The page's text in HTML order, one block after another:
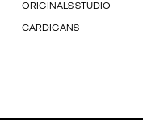
ORIGINALS STUDIO
CARDIGANS